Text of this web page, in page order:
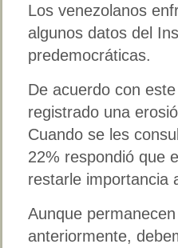
Los venezolanos
algunos datos del
predemocráticas.
De acuerdo con
registrado una
Cuando se les
22% respondió que
restarle importancia
Aunque
anteriormente,